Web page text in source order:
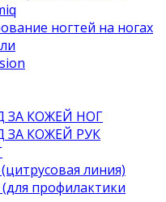
ногтей на ногах
ЗА КОЖЕЙ НОГ
ЗА КОЖЕЙ РУК
линия)
профилактики